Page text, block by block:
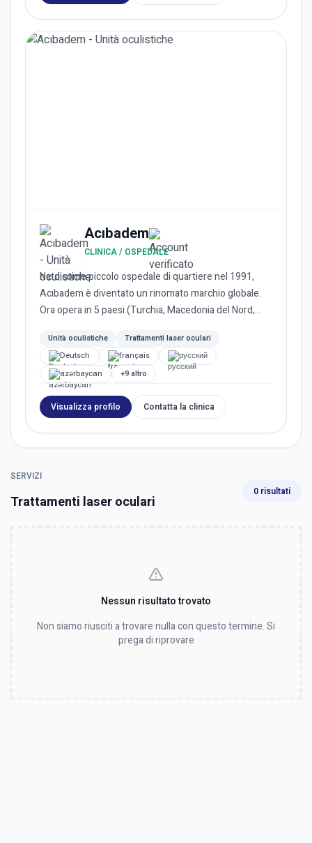
Acıbadem
CLINICA / OSPEDALE
Nato come piccolo ospedale di quartiere nel 1991,
Acıbadem è diventato un rinomato marchio globale.
Ora opera in 5 paesi (Turchia, Macedonia del Nord,
Unità oculistiche
Trattamenti laser oculari
Deutsch
français
русский
azərbaycan
+9 altro
Visualizza profilo Contatta la clinica
SERVIZI
Trattamenti laser oculari
0 risultati
Nessun risultato trovato
Non siamo riusciti a trovare nulla con questo termine. Si
prega di riprovare